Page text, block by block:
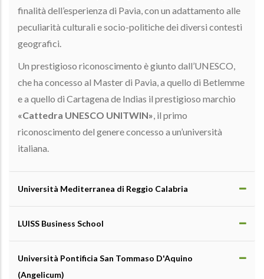
finalità dell’esperienza di Pavia, con un adattamento alle
peculiarità culturali e socio-politiche dei diversi contesti
geografici.
Un prestigioso riconoscimento è giunto dall’UNESCO,
che ha concesso al Master di Pavia, a quello di Betlemme
e a quello di Cartagena de Indias il prestigioso marchio
«Cattedra UNESCO UNITWIN», il primo
riconoscimento del genere concesso a un’università
italiana.
Università Mediterranea di Reggio Calabria
LUISS Business School
Università Pontificia San Tommaso D'Aquino
(Angelicum)